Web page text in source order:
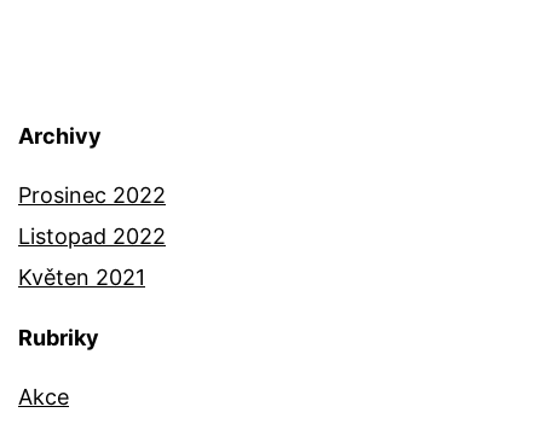
Archivy
Prosinec 2022
Listopad 2022
Květen 2021
Rubriky
Akce